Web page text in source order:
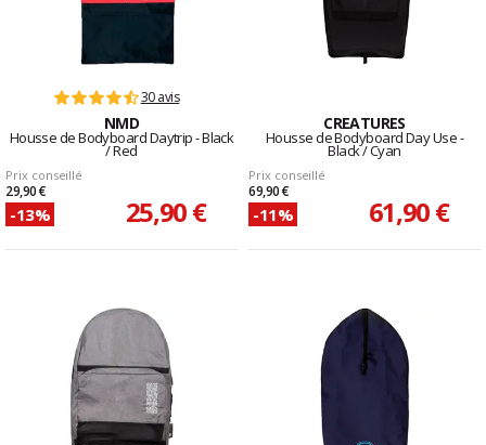
30 avis
NMD
Housse de Bodyboard Daytrip - Black
/ Red
Prix conseillé
29,90 €
-13% 25,90 €
CREATURES
Housse de Bodyboard Day Use -
Black / Cyan
Prix conseillé
69,90 €
-11% 61,90 €